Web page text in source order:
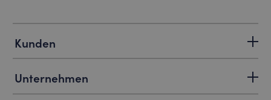
Kunden
Unternehmen